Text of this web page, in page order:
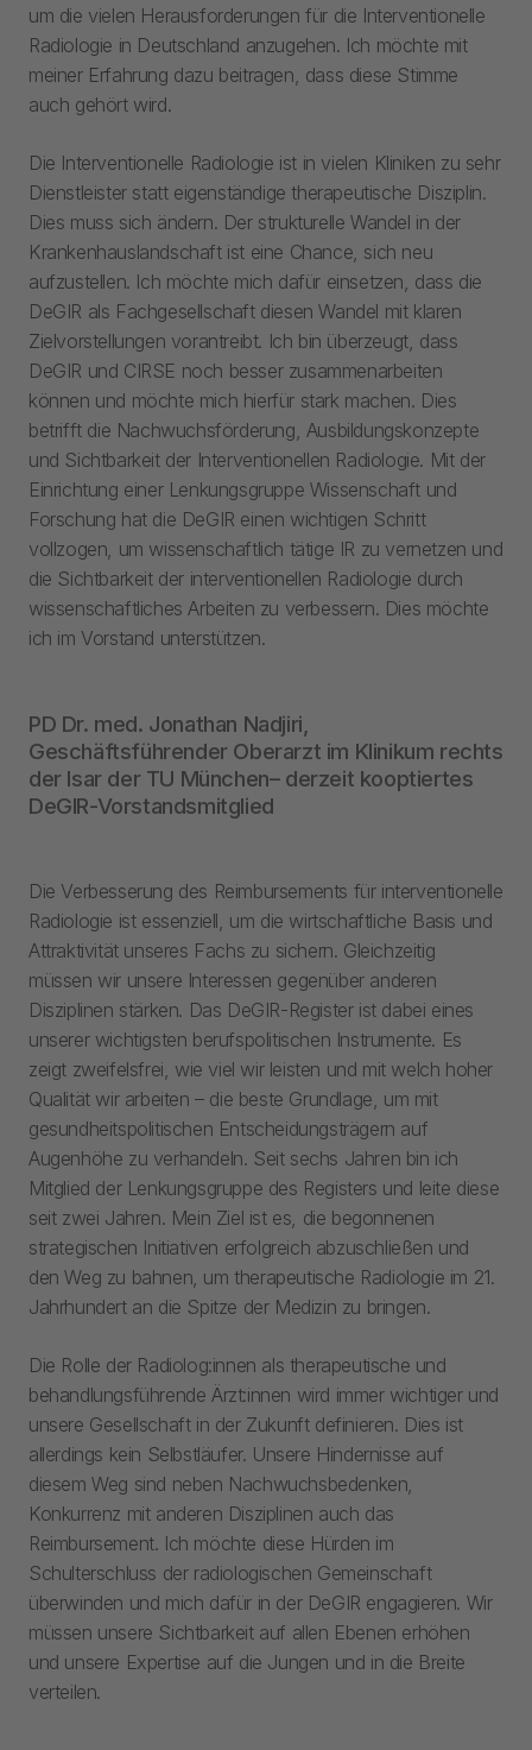
um die vielen Herausforderungen für die Interventionelle
Radiologie in Deutschland anzugehen. Ich möchte mit
meiner Erfahrung dazu beitragen, dass diese Stimme
auch gehört wird.
Die Interventionelle Radiologie ist in vielen Kliniken zu sehr
Dienstleister statt eigenständige therapeutische Disziplin.
Dies muss sich ändern. Der strukturelle Wandel in der
Krankenhauslandschaft ist eine Chance, sich neu
aufzustellen. Ich möchte mich dafür einsetzen, dass die
DeGIR als Fachgesellschaft diesen Wandel mit klaren
Zielvorstellungen vorantreibt. Ich bin überzeugt, dass
DeGIR und CIRSE noch besser zusammenarbeiten
können und möchte mich hierfür stark machen. Dies
betrifft die Nachwuchsförderung, Ausbildungskonzepte
und Sichtbarkeit der Interventionellen Radiologie. Mit der
Einrichtung einer Lenkungsgruppe Wissenschaft und
Forschung hat die DeGIR einen wichtigen Schritt
vollzogen, um wissenschaftlich tätige IR zu vernetzen und
die Sichtbarkeit der interventionellen Radiologie durch
wissenschaftliches Arbeiten zu verbessern. Dies möchte
ich im Vorstand unterstützen.
PD Dr. med. Jonathan Nadjiri,
Geschäftsführender Oberarzt im Klinikum rechts
der Isar der TU München– derzeit kooptiertes
DeGIR-Vorstandsmitglied
Die Verbesserung des Reimbursements für interventionelle
Radiologie ist essenziell, um die wirtschaftliche Basis und
Attraktivität unseres Fachs zu sichern. Gleichzeitig
müssen wir unsere Interessen gegenüber anderen
Disziplinen stärken. Das DeGIR-Register ist dabei eines
unserer wichtigsten berufspolitischen Instrumente. Es
zeigt zweifelsfrei, wie viel wir leisten und mit welch hoher
Qualität wir arbeiten – die beste Grundlage, um mit
gesundheitspolitischen Entscheidungsträgern auf
Augenhöhe zu verhandeln. Seit sechs Jahren bin ich
Mitglied der Lenkungsgruppe des Registers und leite diese
seit zwei Jahren. Mein Ziel ist es, die begonnenen
strategischen Initiativen erfolgreich abzuschließen und
den Weg zu bahnen, um therapeutische Radiologie im 21.
Jahrhundert an die Spitze der Medizin zu bringen.
Die Rolle der Radiolog:innen als therapeutische und
behandlungsführende Ärzt:innen wird immer wichtiger und
unsere Gesellschaft in der Zukunft definieren. Dies ist
allerdings kein Selbstläufer. Unsere Hindernisse auf
diesem Weg sind neben Nachwuchsbedenken,
Konkurrenz mit anderen Disziplinen auch das
Reimbursement. Ich möchte diese Hürden im
Schulterschluss der radiologischen Gemeinschaft
überwinden und mich dafür in der DeGIR engagieren. Wir
müssen unsere Sichtbarkeit auf allen Ebenen erhöhen
und unsere Expertise auf die Jungen und in die Breite
verteilen.